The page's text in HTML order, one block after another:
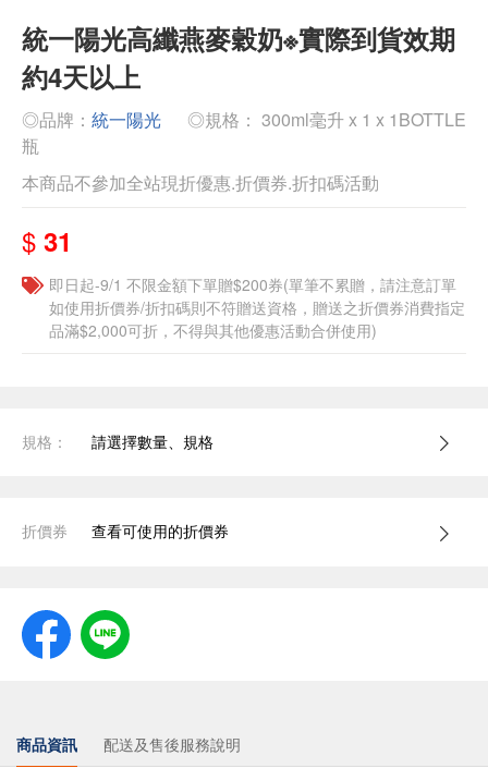
統一陽光高纖燕麥穀奶※實際到貨效期
約4天以上
◎品牌： 統一陽光
◎規格： 300ml毫升 x 1 x 1BOTTLE
瓶
本商品不參加全站現折優惠.折價券.折扣碼活動
$ 31
即日起-9/1 不限金額下單贈$200券(單筆不累贈，請注意訂單
如使用折價券/折扣碼則不符贈送資格，贈送之折價券消費指定
品滿$2,000可折，不得與其他優惠活動合併使用)
規格： 請選擇數量、規格
折價券 查看可使用的折價券
商品資訊 配送及售後服務說明